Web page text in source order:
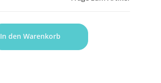
In den Warenkorb